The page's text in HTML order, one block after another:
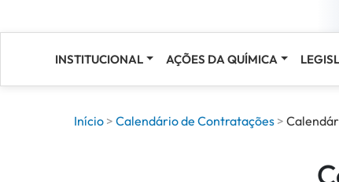
INSTITUCIONAL AÇÕES DA QUÍMICA
o
Início Calendário de Contratações